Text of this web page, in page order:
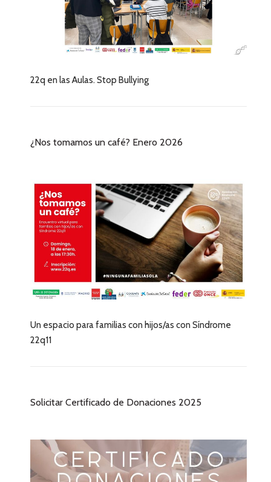
22q en las Aulas. Stop Bullying
¿Nos tomamos un café? Enero 2026
Un espacio para familias con hijos/as con Síndrome
22q11
Solicitar Certificado de Donaciones 2025